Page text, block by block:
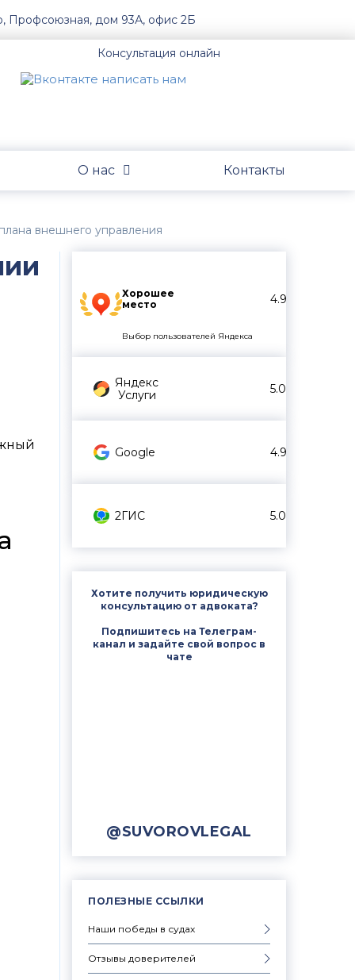
Профсоюзная, дом 93А, офис 2Б
Консультация онлайн
О нас Контакты
внешнего управления
Хорошее
место
4.9
Выбор пользователей Яндекса
Яндекс
Услуги
5.0
Google 4.9
2ГИС 5.0
Хотите получить юридическую
консультацию от адвоката?
Подпишитесь на Телеграм-
канал и задайте свой вопрос в
чате
@SUVOROVLEGAL
ПОЛЕЗНЫЕ ССЫЛКИ
Наши победы в судах
Отзывы доверителей